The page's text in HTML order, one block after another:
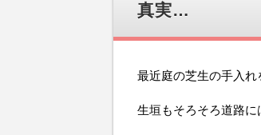
真実…
最近庭の芝生の手入
生垣もそろそろ道路